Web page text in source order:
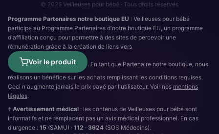
© 2026 Veilleuses pour bébé · Tous droits réservés
Programme Partenaires notre boutique EU : Veilleuses pour bébé
participe au Programme Partenaires d'notre boutique EU, un programme
d'affiliation conçu pour permettre à des sites de percevoir une
rémunération grâce à la création de liens vers
Voir le produit
. En tant que Partenaire notre boutique, nous
réalisons un bénéfice sur les achats remplissant les conditions requises.
Ceci n'augmente jamais le prix payé par l'utilisateur. Voir nos mentions
légales.
⚕️ Avertissement médical : les contenus de Veilleuses pour bébé sont
informatifs et ne remplacent pas un avis médical professionnel. En cas
d'urgence : 15 (SAMU) · 112 · 3624 (SOS Médecins).